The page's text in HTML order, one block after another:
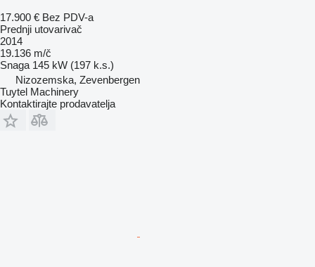
17.900 € Bez PDV-a
Prednji utovarivač
2014
19.136 m/č
Snaga 145 kW (197 k.s.)
Nizozemska, Zevenbergen
Tuytel Machinery
Kontaktirajte prodavatelja